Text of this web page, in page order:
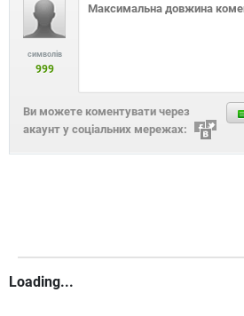
символів
999
Ви можете коментувати через
акаунт у соціальних мережах:
Loading...